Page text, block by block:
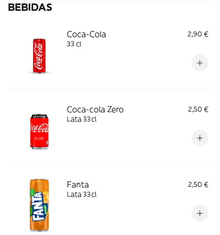
BEBIDAS
Coca-Cola
2,90 €
33 cl
Coca-cola Zero
2,50 €
Lata 33cl
Fanta
2,50 €
Lata 33cl